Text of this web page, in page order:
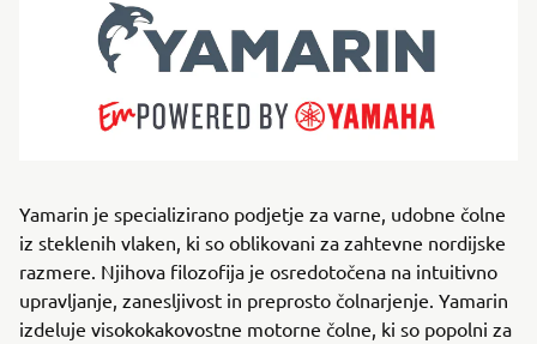
Yamarin je specializirano podjetje za varne, udobne čolne
iz steklenih vlaken, ki so oblikovani za zahtevne nordijske
razmere. Njihova filozofija je osredotočena na intuitivno
upravljanje, zanesljivost in preprosto čolnarjenje. Yamarin
izdeluje visokokakovostne motorne čolne, ki so popolni za